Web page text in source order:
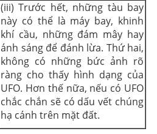
(iii) Trước hết, những tàu bay
này có thể là máy bay, khinh
khí cầu, những đám mây hay
ánh sáng để đánh lừa. Thứ hai,
không có những bức ảnh rõ
ràng cho thấy hình dạng của
UFO. Hơn thế nữa, nếu có UFO
chắc chắn sẽ có dấu vết chúng
hạ cánh trên mặt đất.